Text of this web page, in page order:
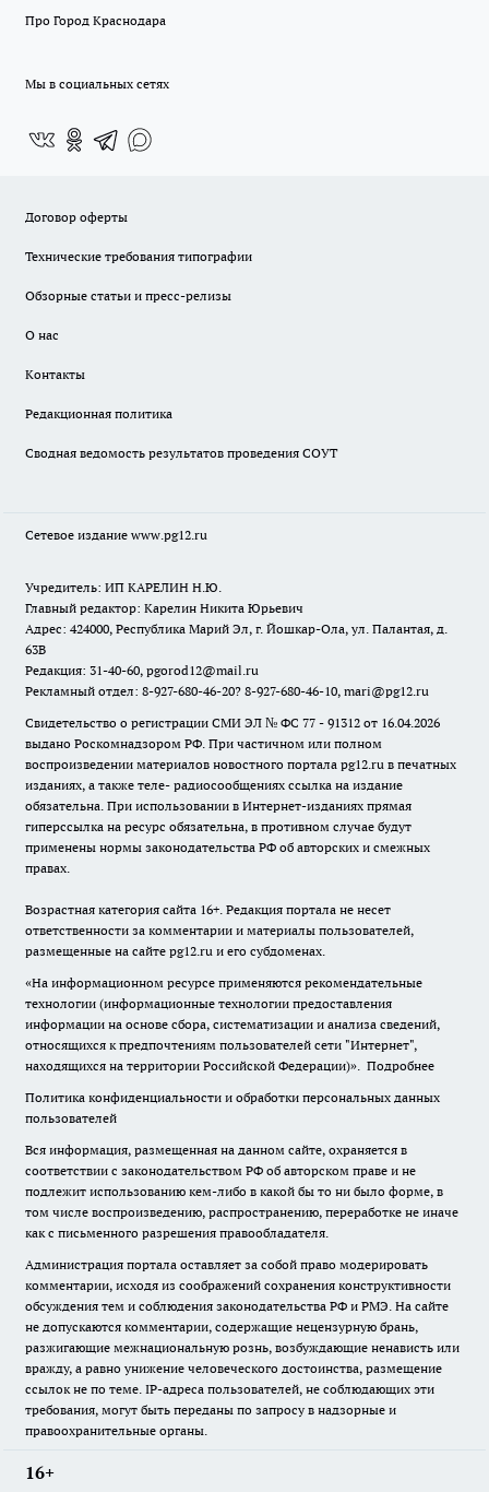
Про Город Краснодара
Мы в социальных сетях
Договор оферты
Технические требования типографии
Обзорные статьи и пресс-релизы
О нас
Контакты
Редакционная политика
Сводная ведомость результатов проведения СОУТ
Сетевое издание www.pg12.ru
Учредитель: ИП КАРЕЛИН Н.Ю.
Главный редактор: Карелин Никита Юрьевич
Адрес: 424000, Республика Марий Эл, г. Йошкар-Ола, ул. Палантая, д.
63В
Редакция: 31-40-60, pgorod12@mail.ru
Рекламный отдел: 8-927-680-46-20? 8-927-680-46-10, mari@pg12.ru
Свидетельство о регистрации СМИ ЭЛ № ФС 77 - 91312 от 16.04.2026
выдано Роскомнадзором РФ. При частичном или полном
воспроизведении материалов новостного портала pg12.ru в печатных
изданиях, а также теле- радиосообщениях ссылка на издание
обязательна. При использовании в Интернет-изданиях прямая
гиперссылка на ресурс обязательна, в противном случае будут
применены нормы законодательства РФ об авторских и смежных
правах.
Возрастная категория сайта 16+. Редакция портала не несет
ответственности за комментарии и материалы пользователей,
размещенные на сайте pg12.ru и его субдоменах.
«На информационном ресурсе применяются рекомендательные
технологии (информационные технологии предоставления
информации на основе сбора, систематизации и анализа сведений,
относящихся к предпочтениям пользователей сети "Интернет",
находящихся на территории Российской Федерации)». Подробнее
Политика конфиденциальности и обработки персональных данных
пользователей
Вся информация, размещенная на данном сайте, охраняется в
соответствии с законодательством РФ об авторском праве и не
подлежит использованию кем-либо в какой бы то ни было форме, в
том числе воспроизведению, распространению, переработке не иначе
как с письменного разрешения правообладателя.
Администрация портала оставляет за собой право модерировать
комментарии, исходя из соображений сохранения конструктивности
обсуждения тем и соблюдения законодательства РФ и РМЭ. На сайте
не допускаются комментарии, содержащие нецензурную брань,
разжигающие межнациональную рознь, возбуждающие ненависть или
вражду, а равно унижение человеческого достоинства, размещение
ссылок не по теме. IP-адреса пользователей, не соблюдающих эти
требования, могут быть переданы по запросу в надзорные и
правоохранительные органы.
16+